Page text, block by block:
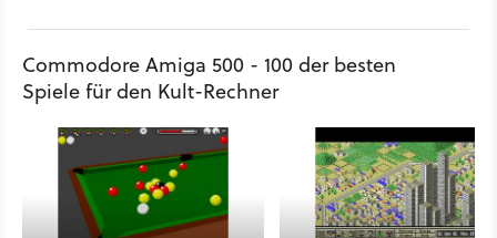
Commodore Amiga 500 - 100 der besten
Spiele für den Kult-Rechner